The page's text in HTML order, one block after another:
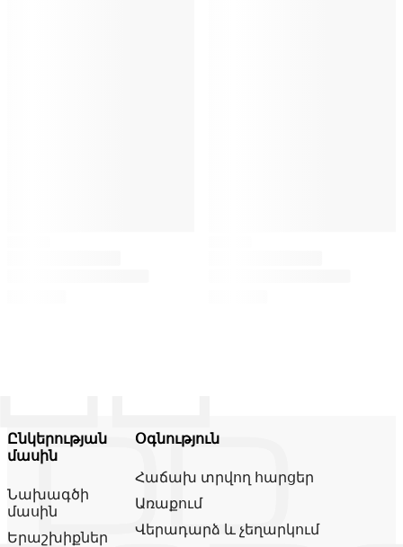
Ընկերության
մասին
Նախագծի
մասին
Երաշխիքներ
Օգնություն
Հաճախ տրվող հարցեր
Առաքում
Վերադարձ և չեղարկում